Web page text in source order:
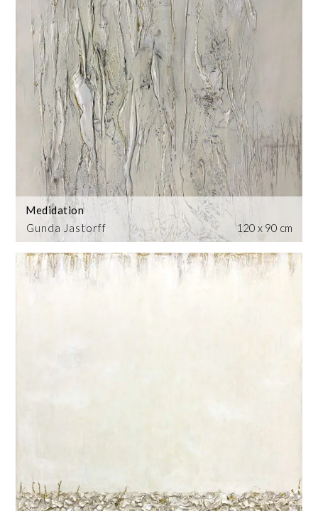
Gunda Jastorff
Medidation
120 x 90 cm